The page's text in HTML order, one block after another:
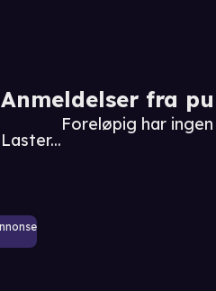
Anmeldelser fra
Laster...
Foreløpig har